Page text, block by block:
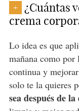
+
¿Cuántas
crema
Lo idea es que
mañana como por
continua y
solo te la quieres
sea después de